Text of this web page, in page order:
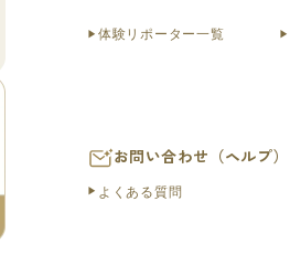
体験リポーター一覧
お問い合わせ（ヘルプ）
よくある質問